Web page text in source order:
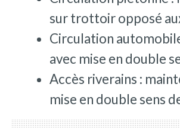
sur trottoir opposé
Circulation
avec mise en double
Accès riverains :
mise en double sens